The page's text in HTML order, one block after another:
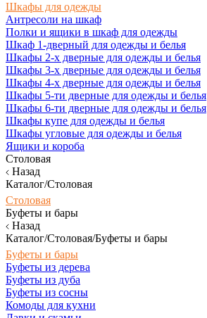
Шкафы для одежды
Антресоли на шкаф
Полки и ящики в шкаф для одежды
Шкаф 1-дверный для одежды и белья
Шкафы 2-х дверные для одежды и белья
Шкафы 3-х дверные для одежды и белья
Шкафы 4-х дверные для одежды и белья
Шкафы 5-ти дверные для одежды и белья
Шкафы 6-ти дверные для одежды и белья
Шкафы купе для одежды и белья
Шкафы угловые для одежды и белья
Ящики и короба
Столовая
Назад
Каталог/Столовая
Столовая
Буфеты и бары
Назад
Каталог/Столовая/Буфеты и бары
Буфеты и бары
Буфеты из дерева
Буфеты из дуба
Буфеты из сосны
Комоды для кухни